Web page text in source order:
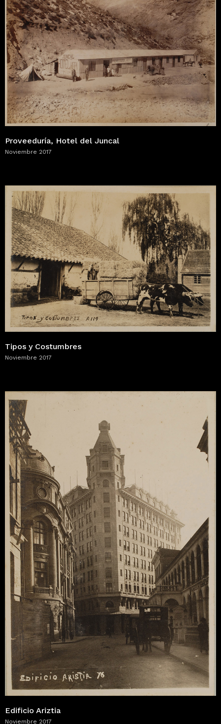
Proveeduría, Hotel del Juncal
Noviembre 2017
Tipos y Costumbres
Noviembre 2017
Edificio Ariztia
Noviembre 2017